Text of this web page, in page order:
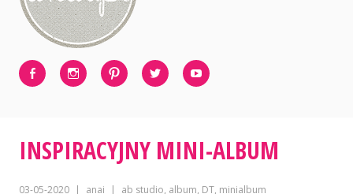
INSPIRACYJNY MINI-ALBUM
03-05-2020 anai ab studio, album, DT, minialbum